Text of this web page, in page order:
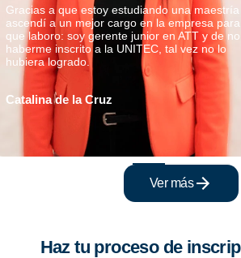
Gracias a que estoy estudiando una maestría
ascendí a un mejor cargo en la empresa
que laboro: soy gerente junior en ATT y de no
haberme inscrito a la UNITEC, tal vez no lo
hubiera logrado.
Catalina de la Cruz
Ver más
Haz tu proceso de